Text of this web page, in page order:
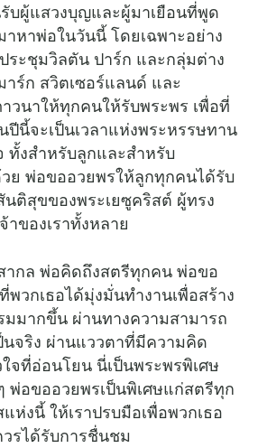
สวงบุญและผู้มาเยือนที่พูด
หาพ่อในวันนี้ โดยเฉพาะอย่าง
ระชุมวิลตัน ปาร์ก และกลุ่มต่าง
าร์ก สวิตเซอร์แลนด์ และ
วนาให้ทุกคนให้รับพระพร เพื่อที่
ปีนี้จะเป็นเวลาแห่งพระหรรษทาน
ทั้งสำหรับลูกและสำหรับ
ย พ่อขออวยพรให้ลูกทุกคนได้รับ
ติสุขของพระเยซูคริสต์ ผู้ทรง
าของเราทั้งหลาย
พ่อคิดถึงสตรีทุกคน พ่อขอ
วกเธอได้มุ่งมั่นทำงานเพื่อสร้าง
มากขึ้น ผ่านทางความสามารถ
นจริง ผ่านแววตาที่มีความคิด
จที่อ่อนโยน นี่เป็นพระพรพิเศษ
พ่อขออวยพรเป็นพิเศษแก่สตรีทุก
ห่งนี้ ให้เราปรบมือเพื่อพวกเธอ
รได้รับการชื่นชม